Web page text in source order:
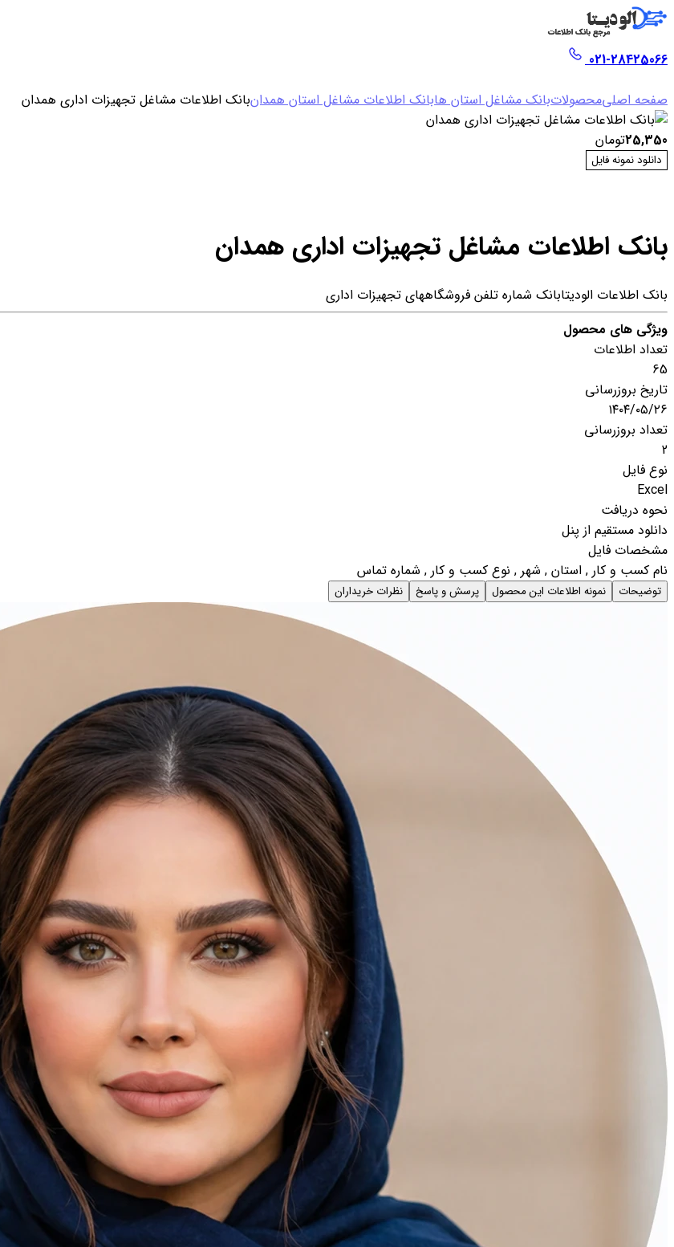
021-28425066
صفحه اصلیمحصولاتبانک مشاغل استان هابانک اطلاعات مشاغل استان همدانبانک اطلاعات مشاغل تجهیزات اداری همدان
25,350تومان
دانلود نمونه فایل
بانک اطلاعات مشاغل تجهیزات اداری همدان
بانک اطلاعات الودیتابانک شماره تلفن فروشگاههای تجهیزات اداری
ویژگی های محصول
تعداد اطلاعات
65
تاریخ بروزرسانی
۱۴۰۴/۰۵/۲۶
تعداد بروزرسانی
2
نوع فایل
Excel
نحوه دریافت
دانلود مستقیم از پنل
مشخصات فایل
نام کسب و کار , استان , شهر , نوع کسب و کار , شماره تماس
توضیحات نمونه اطلاعات این محصول پرسش و پاسخ نظرات خریداران